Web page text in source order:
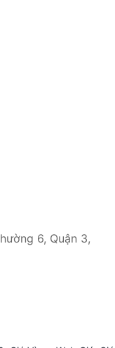
6, Quận 3,